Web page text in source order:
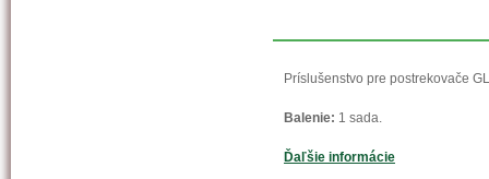
Príslušenstvo pre postrekovače
Balenie: 1 sada.
Ďaľšie informácie